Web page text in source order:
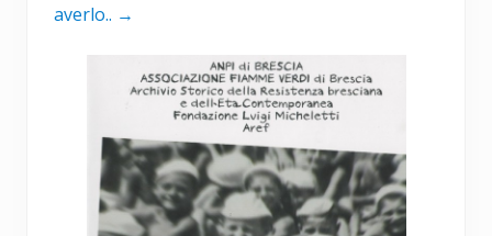
averlo.. →